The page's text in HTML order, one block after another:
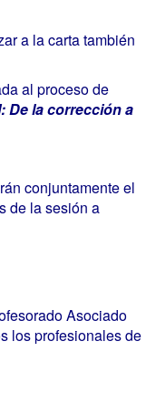
a la carta también
al proceso de
De la corrección a
conjuntamente el
de la sesión a
Asociado
los profesionales de